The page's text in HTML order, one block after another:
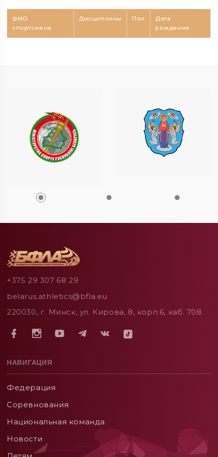
ФИО
спортсмена
Дисциплины Пол
Дата
рождения
+375 29 307 68 29
belarus.athletics@bfla.eu
220030, г. Минск, ул. Кирова, 8, корп.6, каб. 708.
НАВИГАЦИЯ
Федерация
Соревнования
Национальная команда
Новости